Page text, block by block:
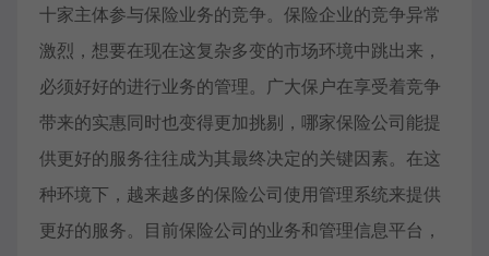
十家主体参与保险业务的竞争。保险企业的竞争异常
激烈，想要在现在这复杂多变的市场环境中跳出来，
必须好好的进行业务的管理。广大保户在享受着竞争
带来的实惠同时也变得更加挑剔，哪家保险公司能提
供更好的服务往往成为其最终决定的关键因素。在这
种环境下，越来越多的保险公司使用管理系统来提供
更好的服务。目前保险公司的业务和管理信息平台，